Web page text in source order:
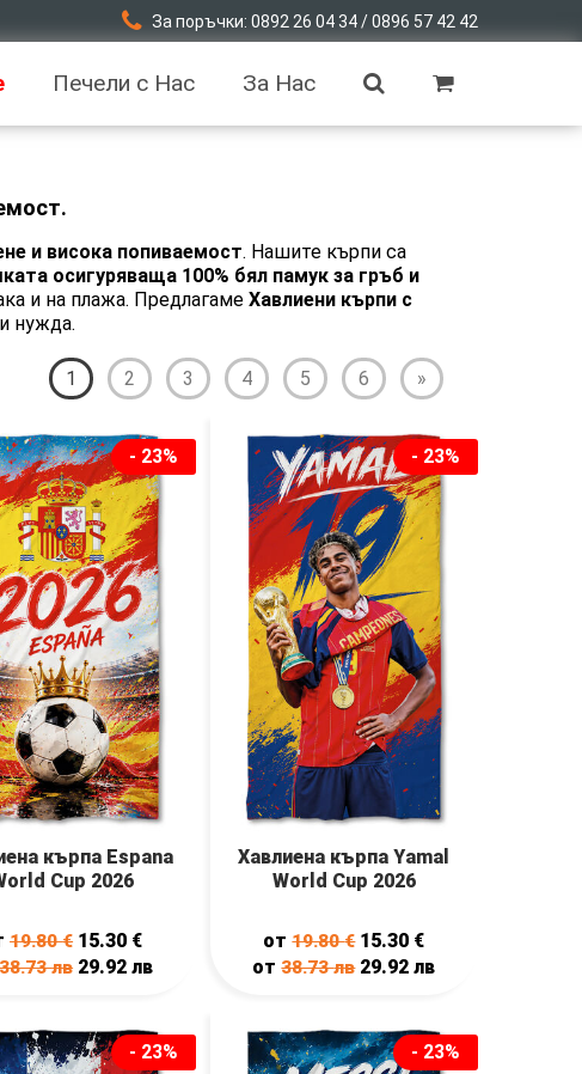
За поръчки: 0892 26 04 34 / 0896 57 42 42
Печели с Нас За Нас
и висока попиваемост. Нашите кърпи са
осигуряваща 100% бял памук за гръб и
и на плажа. Предлагаме Хавлиени кърпи с
нужда.
1 2 3 4 5 6 »
- 23%
кърпа Espana
Cup 2026
19.80€ 15.30 €
38.73лв 29.92лв
- 23%
Хавлиена кърпа Yamal
World Cup 2026
от19.80€ 15.30 €
от38.73лв 29.92лв
- 23% - 23%